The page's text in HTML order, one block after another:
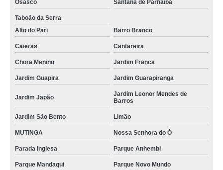
Osasco Santana de Parnaíba
Taboão da Serra
Alto do Pari
Barro Branco
Caieras Cantareira
Chora Menino Jardim Franca
Jardim Guapira Jardim Guarapiranga
Jardim Japão
Jardim Leonor Mendes de
Barros
Jardim São Bento Limão
MUTINGA Nossa Senhora do Ó
Parada Inglesa Parque Anhembi
Parque Mandaqui Parque Novo Mundo